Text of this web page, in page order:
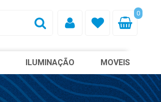
0
ILUMINAÇÃO MOVEIS